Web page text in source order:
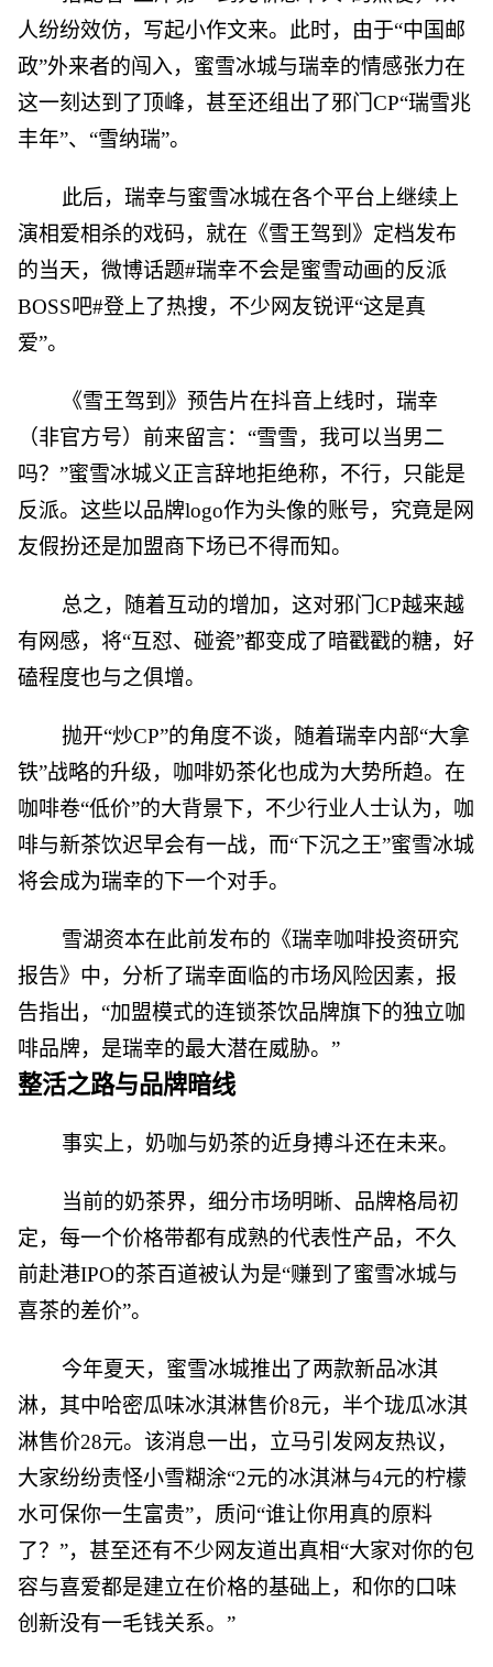
人纷纷效仿，写起小作文来。此时，由于“中国邮
政”外来者的闯入，蜜雪冰城与瑞幸的情感张力在
这一刻达到了顶峰，甚至还组出了邪门CP“瑞雪兆
丰年”、“雪纳瑞”。
此后，瑞幸与蜜雪冰城在各个平台上继续上
演相爱相杀的戏码，就在《雪王驾到》定档发布
的当天，微博话题#瑞幸不会是蜜雪动画的反派
BOSS吧#登上了热搜，不少网友锐评“这是真
爱”。
《雪王驾到》预告片在抖音上线时，瑞幸
（非官方号）前来留言：“雪雪，我可以当男二
吗？”蜜雪冰城义正言辞地拒绝称，不行，只能是
反派。这些以品牌logo作为头像的账号，究竟是网
友假扮还是加盟商下场已不得而知。
总之，随着互动的增加，这对邪门CP越来越
有网感，将“互怼、碰瓷”都变成了暗戳戳的糖，好
磕程度也与之俱增。
抛开“炒CP”的角度不谈，随着瑞幸内部“大拿
铁”战略的升级，咖啡奶茶化也成为大势所趋。在
咖啡卷“低价”的大背景下，不少行业人士认为，咖
啡与新茶饮迟早会有一战，而“下沉之王”蜜雪冰城
将会成为瑞幸的下一个对手。
雪湖资本在此前发布的《瑞幸咖啡投资研究
报告》中，分析了瑞幸面临的市场风险因素，报
告指出，“加盟模式的连锁茶饮品牌旗下的独立咖
啡品牌，是瑞幸的最大潜在威胁。”
整活之路与品牌暗线
事实上，奶咖与奶茶的近身搏斗还在未来。
当前的奶茶界，细分市场明晰、品牌格局初
定，每一个价格带都有成熟的代表性产品，不久
前赴港IPO的茶百道被认为是“赚到了蜜雪冰城与
喜茶的差价”。
今年夏天，蜜雪冰城推出了两款新品冰淇
淋，其中哈密瓜味冰淇淋售价8元，半个珑瓜冰淇
淋售价28元。该消息一出，立马引发网友热议，
大家纷纷责怪小雪糊涂“2元的冰淇淋与4元的柠檬
水可保你一生富贵”，质问“谁让你用真的原料
了？”，甚至还有不少网友道出真相“大家对你的包
容与喜爱都是建立在价格的基础上，和你的口味
创新没有一毛钱关系。”